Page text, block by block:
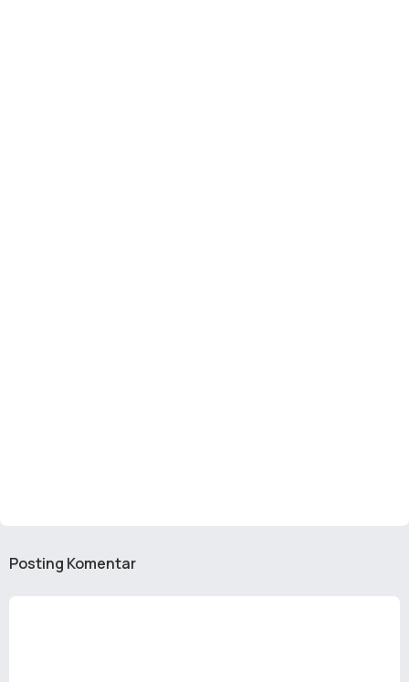
Posting Komentar